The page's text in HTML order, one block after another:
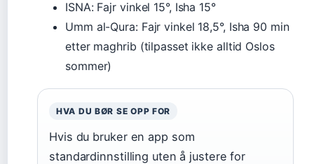
ISNA: Fajr vinkel 15°, Isha 15°
Umm al-Qura: Fajr vinkel 18,5°, Isha 90 min
etter maghrib (tilpasset ikke alltid Oslos
sommer)
HVA DU BØR SE OPP FOR
Hvis du bruker en app som
standardinnstilling uten å justere for